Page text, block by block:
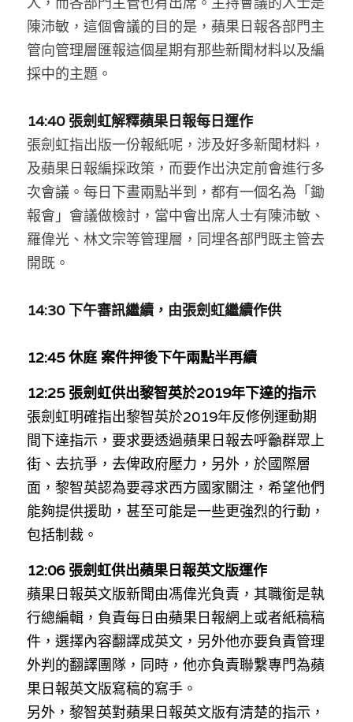
陳沛敏，這個會議的目的是，蘋果日報各部門主
管向管理層匯報這個星期有那些新聞材料以及編
採中的主題。
14:40 張劍虹解釋蘋果日報每日運作
張劍虹指出版一份報紙呢，涉及好多新聞材料，
及蘋果日報編採政策，而要作出決定前會進行多
次會議。每日下晝兩點半到，都有一個名為「鋤
報會」會議做檢討，當中會出席人士有陳沛敏、
羅偉光、林文宗等管理層，同埋各部門既主管去
開既。
14:30 下午審訊繼續，由張劍虹繼續作供
12:45 休庭 案件押後下午兩點半再續
12:25 張劍虹供出黎智英於2019年下達的指示
張劍虹明確指出黎智英於2019年反修例運動期
間下達指示，要求要透過蘋果日報去呼籲群眾上
街、去抗爭，去俾政府壓力，另外，於國際層
面，黎智英認為要尋求西方國家關注，希望他們
能夠提供援助，甚至可能是一些更強烈的行動，
包括制裁。
12:06 張劍虹供出蘋果日報英文版運作
蘋果日報英文版新聞由馮偉光負責，其職銜是執
行總編輯​，負責每日由蘋果日報網上或者紙稿稿
件，選擇內容翻譯成英文，另外他亦要負責管理
外判的翻譯團隊，同時，他亦負責聯繫專門為蘋
果日報英文版寫稿的寫手。
另外，黎智英對蘋果日報英文版有清楚的指示，